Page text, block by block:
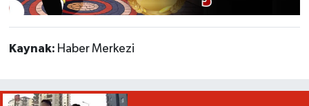
Kaynak: Haber Merkezi